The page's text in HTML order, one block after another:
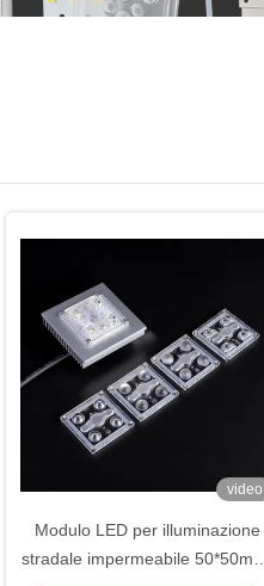
video
Modulo LED per illuminazione
stradale impermeabile 50*50mm,